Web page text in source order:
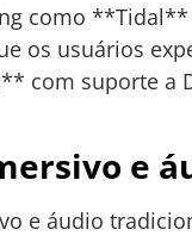
como
os usuários
com suporte a
e
e áudio